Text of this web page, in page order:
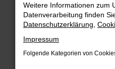
Beim Laden ist ein
Hier sind ein paar
Überprüfe deine
Weitere Informationen zum
Datenverarbeitung finden
Datenschutzerklärung
Impressum
Folgende Kategorien von